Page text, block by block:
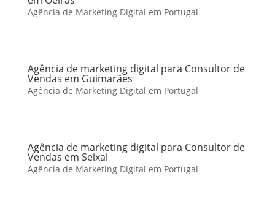
Agência de Marketing Digital em Portugal
Agência de marketing digital para Consultor de
Vendas em Guimarães
Agência de Marketing Digital em Portugal
Agência de marketing digital para Consultor de
Vendas em Seixal
Agência de Marketing Digital em Portugal